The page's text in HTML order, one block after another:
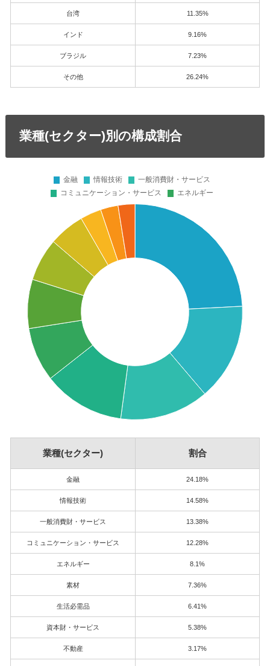
台湾 11.35%
インド 9.16%
ブラジル 7.23%
その他 26.24%
業種(セクター)別の構成割合
業種(セクター) 割合
金融 24.18%
情報技術 14.58%
一般消費財・サービス 13.38%
コミュニケーション・サービス 12.28%
エネルギー 8.1%
素材 7.36%
生活必需品 6.41%
資本財・サービス 5.38%
不動産 3.17%